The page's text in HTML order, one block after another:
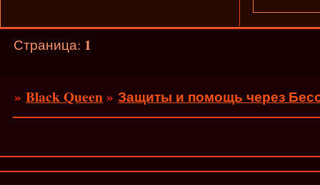
Страница: 1
»Black Queen»Защиты и помощь через